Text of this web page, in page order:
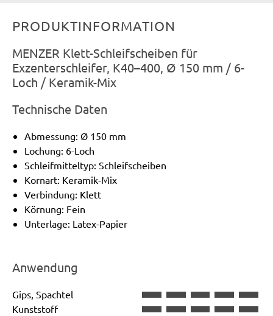
PRODUKTINFORMATION
MENZER Klett-Schleifscheiben für
Exzenterschleifer, K40–400, Ø 150 mm / 6-
Loch / Keramik-Mix
Technische Daten
Abmessung: Ø 150 mm
Lochung: 6-Loch
Schleifmitteltyp: Schleifscheiben
Kornart: Keramik-Mix
Verbindung: Klett
Körnung: Fein
Unterlage: Latex-Papier
Anwendung
Gips, Spachtel
Kunststoff